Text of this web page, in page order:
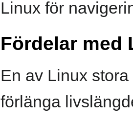
Linux för
Fördelar med
En av Linux
förlänga